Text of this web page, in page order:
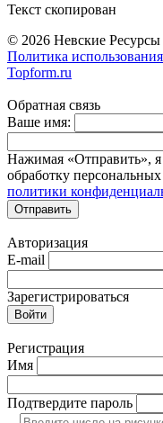
Текст скопирован
© 2026 Невские Ресурсы
Политика
Topform.ru
Обратная связь
Ваше имя:
Нажимая «Отправить»,
обработку
политики
Отправить
Авторизация
E-mail
Зарегистрироваться
Войти
Регистрация
Имя
Подтвердите пароль